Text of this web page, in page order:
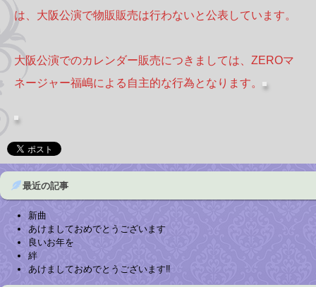
は、大阪公演で物販販売は行わないと公表しています。
大阪公演でのカレンダー販売につきましては、ZEROマ
ネージャー福嶋による自主的な行為となります。
最近の記事
新曲
あけましておめでとうございます
良いお年を
絆
あけましておめでとうございます‼︎